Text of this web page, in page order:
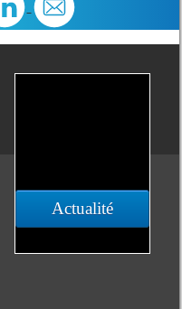
Actualité